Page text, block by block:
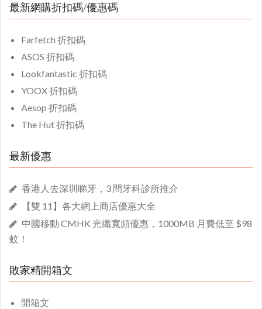
最新網購折扣碼/優惠碼
Farfetch 折扣碼
ASOS 折扣碼
Lookfantastic 折扣碼
YOOX 折扣碼
Aesop 折扣碼
The Hut 折扣碼
最新優惠
香港人去深圳睇牙，3 間牙科診所推介
【雙 11】各大網上商店優惠大全
中國移動 CMHK 光纖寬頻優惠，1000MB 月費低至 $98
蚊！
敗家精開箱文
開箱文